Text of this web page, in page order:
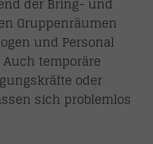
Gruppenräumen
und Personal
temporäre
oder
sich problemlos